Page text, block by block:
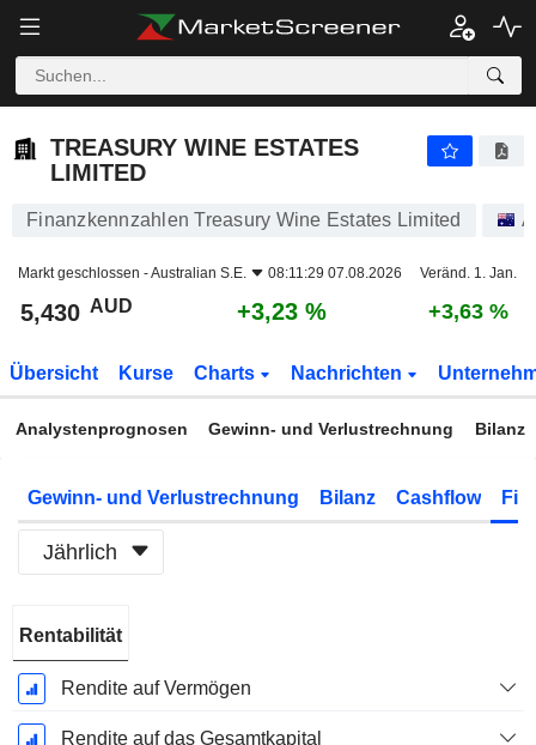
TREASURY WINE ESTATES
LIMITED
Finanzkennzahlen Treasury Wine Estates Limited
Markt geschlossen -Australian S.E. 08:11:29 07.08.2026 Veränd. 1. Jan.
5,430 AUD +3,23 % +3,63 %
Übersicht Kurse Charts Nachrichten
Analystenprognosen Gewinn- und Verlustrechnung Bilanz
Gewinn- und Verlustrechnung Bilanz Cashflow
Jährlich
Geschäftsjahres:
Rentabilität
Rendite auf Vermögen
Rendite auf das Gesamtkapital